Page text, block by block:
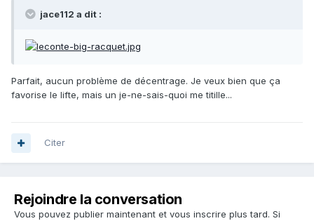
jace112 a dit :
Parfait, aucun problème de décentrage. Je veux bien que ça
favorise le lifte, mais un je-ne-sais-quoi me titille...
Citer
Rejoindre la conversation
Vous pouvez publier maintenant et vous inscrire plus tard. Si